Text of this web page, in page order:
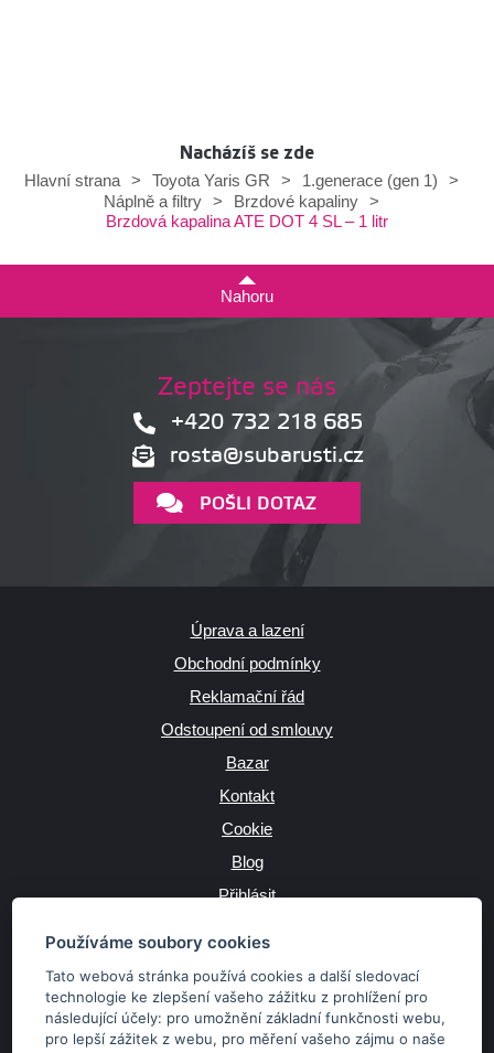
Používáme soubory cookies
Tato webová stránka používá cookies a další sledovací
technologie ke zlepšení vašeho zážitku z prohlížení pro
následující účely: pro umožnění základní funkčnosti webu,
pro lepší zážitek z webu, pro měření vašeho zájmu o naše
Nacházíš se zde
Hlavní strana > Toyota Yaris GR > 1.generace (gen 1)
>
Náplně a filtry > Brzdové kapaliny >
Brzdová kapalina ATE DOT 4 SL – 1 litr
Nahoru
Zeptejte se nás
+420 732 218 685
rosta@subarusti.cz
POŠLI DOTAZ
Úprava a lazení
Obchodní podmínky
Reklamační řád
Odstoupení od smlouvy
Bazar
Kontakt
Cookie
Blog
Přihlásit
JAZYK